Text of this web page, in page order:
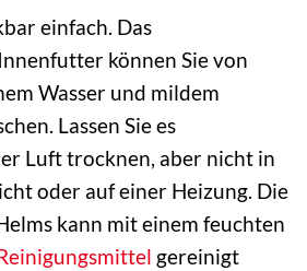
einfach. Das
können Sie von
Wasser und mildem
Lassen Sie es
Luft trocknen, aber nicht in
oder auf einer Heizung. Die
kann mit einem feuchten
gereinigt